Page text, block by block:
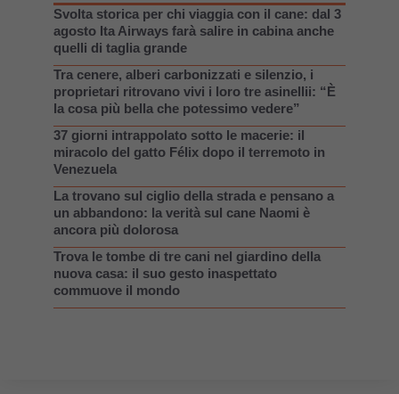
Svolta storica per chi viaggia con il cane: dal 3
agosto Ita Airways farà salire in cabina anche
quelli di taglia grande
Tra cenere, alberi carbonizzati e silenzio, i
proprietari ritrovano vivi i loro tre asinellii: “È
la cosa più bella che potessimo vedere”
37 giorni intrappolato sotto le macerie: il
miracolo del gatto Félix dopo il terremoto in
Venezuela
La trovano sul ciglio della strada e pensano a
un abbandono: la verità sul cane Naomi è
ancora più dolorosa
Trova le tombe di tre cani nel giardino della
nuova casa: il suo gesto inaspettato
commuove il mondo